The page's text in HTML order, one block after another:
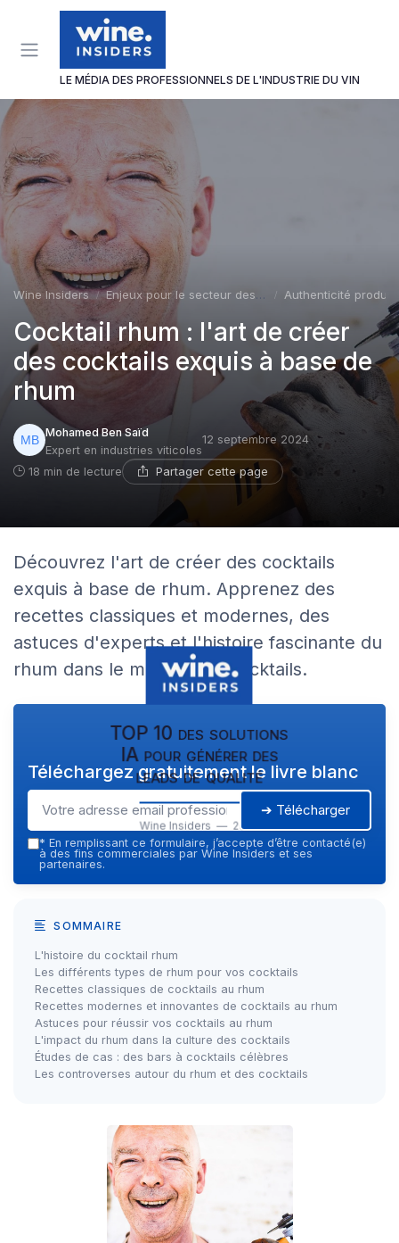
LE MÉDIA DES PROFESSIONNELS DE L'INDUSTRIE DU VIN
Wine Insiders Enjeux pour le secteur des vins et spiritueux Authenticité produits
Cocktail rhum : l'art de créer
des cocktails exquis à base de
rhum
Mohamed Ben Saïd
Expert en industries viticoles
12 septembre 2024
18 min de lecture Partager cette page
Découvrez l'art de créer des cocktails
exquis à base de rhum. Apprenez des
recettes classiques et modernes, des
astuces d'experts et l'histoire fascinante du
rhum dans le monde des cocktails.
TOP 10 des solutions
IA pour générer des
leads de qualité
Wine Insiders — 2026
Téléchargez gratuitement le livre blanc
➔ Télécharger
* En remplissant ce formulaire, j’accepte d’être contacté(e)
à des fins commerciales par Wine Insiders et ses
partenaires.
SOMMAIRE
L'histoire du cocktail rhum
Les différents types de rhum pour vos cocktails
Recettes classiques de cocktails au rhum
Recettes modernes et innovantes de cocktails au rhum
Astuces pour réussir vos cocktails au rhum
L'impact du rhum dans la culture des cocktails
Études de cas : des bars à cocktails célèbres
Les controverses autour du rhum et des cocktails
Panneau de gestion des cookies